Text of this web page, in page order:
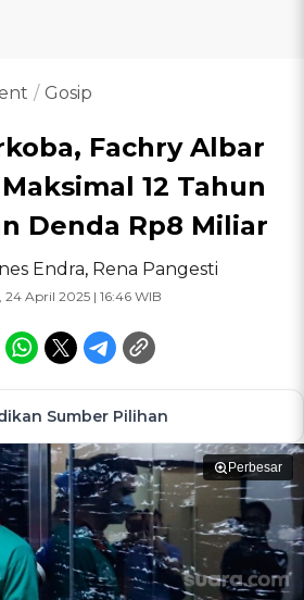
Gosip
Fachry Albar
12 Tahun
Denda Rp8 Miliar
Endra, Rena Pangesti
24 April 2025 | 16:46 WIB
Sumber Pilihan
Perbesar